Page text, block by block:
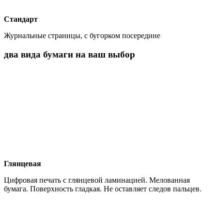
Стандарт
Журнальные страницы, с бугорком посередине
два вида бумаги на ваш выбор
Глянцевая
Цифровая печать с глянцевой ламинацией. Мелованная
бумага. Поверхность гладкая. Не оставляет следов пальцев.